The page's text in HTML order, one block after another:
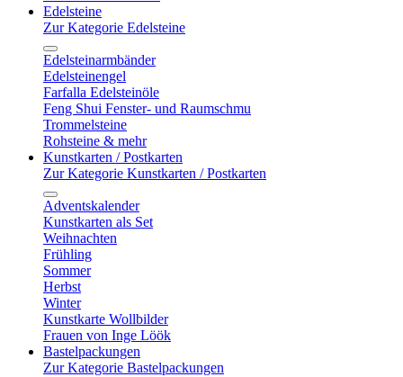
Edelsteine
Zur Kategorie Edelsteine
Edelsteinarmbänder
Edelsteinengel
Farfalla Edelsteinöle
Feng Shui Fenster- und Raumschmu
Trommelsteine
Rohsteine & mehr
Kunstkarten / Postkarten
Zur Kategorie Kunstkarten / Postkarten
Adventskalender
Kunstkarten als Set
Weihnachten
Frühling
Sommer
Herbst
Winter
Kunstkarte Wollbilder
Frauen von Inge Löök
Bastelpackungen
Zur Kategorie Bastelpackungen